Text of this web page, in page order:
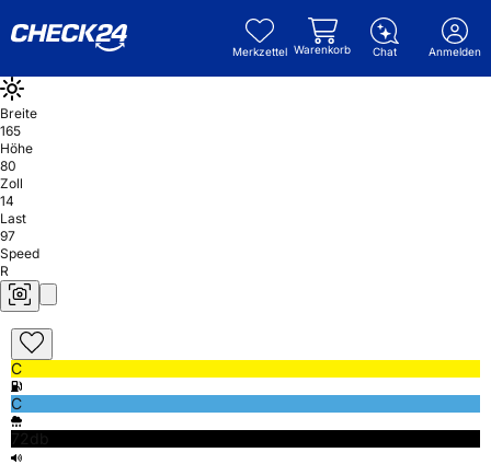
Merkzettel Warenkorb Chat Anmelden
Breite
165
Höhe
80
Zoll
14
Last
97
Speed
R
C
C
72db